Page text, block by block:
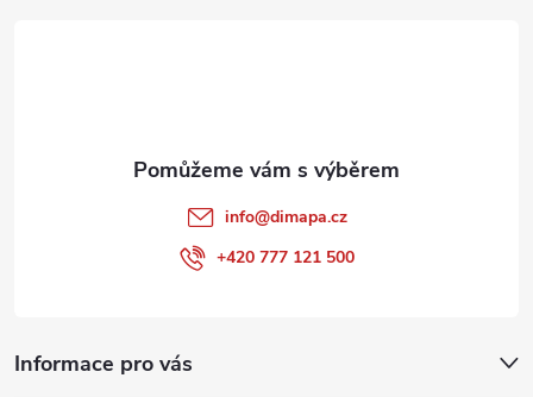
Informace pro vás
info@dimapa.cz
+420 777 121 500